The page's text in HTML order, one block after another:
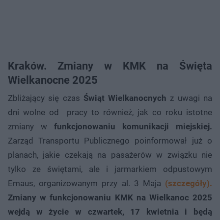
Kraków. Zmiany w KMK na Święta
Wielkanocne 2025
Zbliżający się czas Świąt Wielkanocnych z uwagi na
dni wolne od pracy to również, jak co roku istotne
zmiany w funkcjonowaniu komunikacji miejskiej.
Zarząd Transportu Publicznego poinformował już o
planach, jakie czekają na pasażerów w związku nie
tylko ze świętami, ale i jarmarkiem odpustowym
Emaus, organizowanym przy al. 3 Maja (szczegóły).
Zmiany w funkcjonowaniu KMK na Wielkanoc 2025
wejdą w życie w czwartek, 17 kwietnia i będą